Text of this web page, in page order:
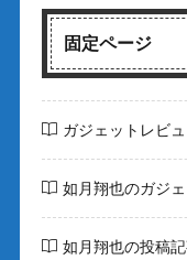
固定ページ
ガジェットレビ
如月翔也のガジ
如月翔也の投稿